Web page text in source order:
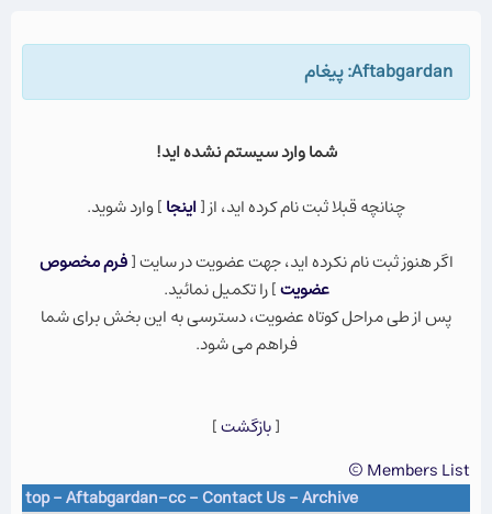
Aftabgardan: پيغام
شما وارد سيستم نشده ايد!
چنانچه قبلا ثبت نام كرده ايد، از [اينجا] وارد شويد.
اگر هنوز ثبت نام نكرده ايد، جهت عضویت در سایت [فرم مخصوص
عضویت] را تکمیل نمائید.
پس از طی مراحل کوتاه عضویت، دسترسی به این بخش برای شما
فراهم می شود.
[بازگشت]
Members List ©
top-Aftabgardan-cc-Contact Us -Archive